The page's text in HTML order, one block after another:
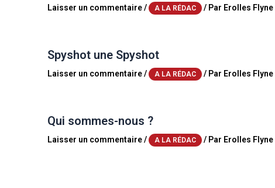
Laisser un commentaire/ A LA RÉDAC / Par Erolles Flyne
Spyshot une Spyshot
Laisser un commentaire/ A LA RÉDAC / Par Erolles Flyne
Qui sommes-nous ?
Laisser un commentaire/ A LA RÉDAC / Par Erolles Flyne